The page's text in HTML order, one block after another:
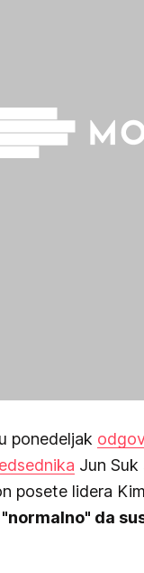
ponedeljak
Jun
posete lidera
da